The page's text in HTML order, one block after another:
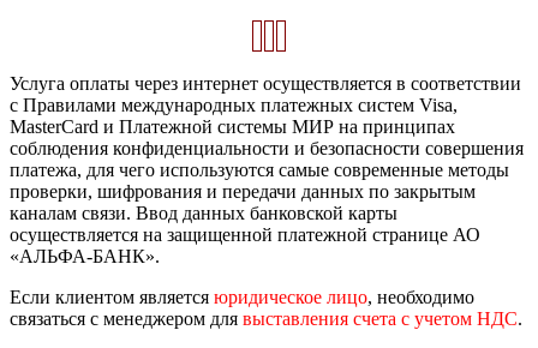
Услуга оплаты через интернет осуществляется в соответствии
с Правилами международных платежных систем Visa,
MasterCard и Платежной системы МИР на принципах
соблюдения конфиденциальности и безопасности совершения
платежа, для чего используются самые современные методы
проверки, шифрования и передачи данных по закрытым
каналам связи. Ввод данных банковской карты
осуществляется на защищенной платежной странице АО
«АЛЬФА-БАНК».
Если клиентом является юридическое лицо, необходимо
связаться с менеджером для выставления счета с учетом НДС.